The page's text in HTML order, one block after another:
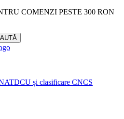
COMENZI PESTE 300 RON
și clasificare CNCS